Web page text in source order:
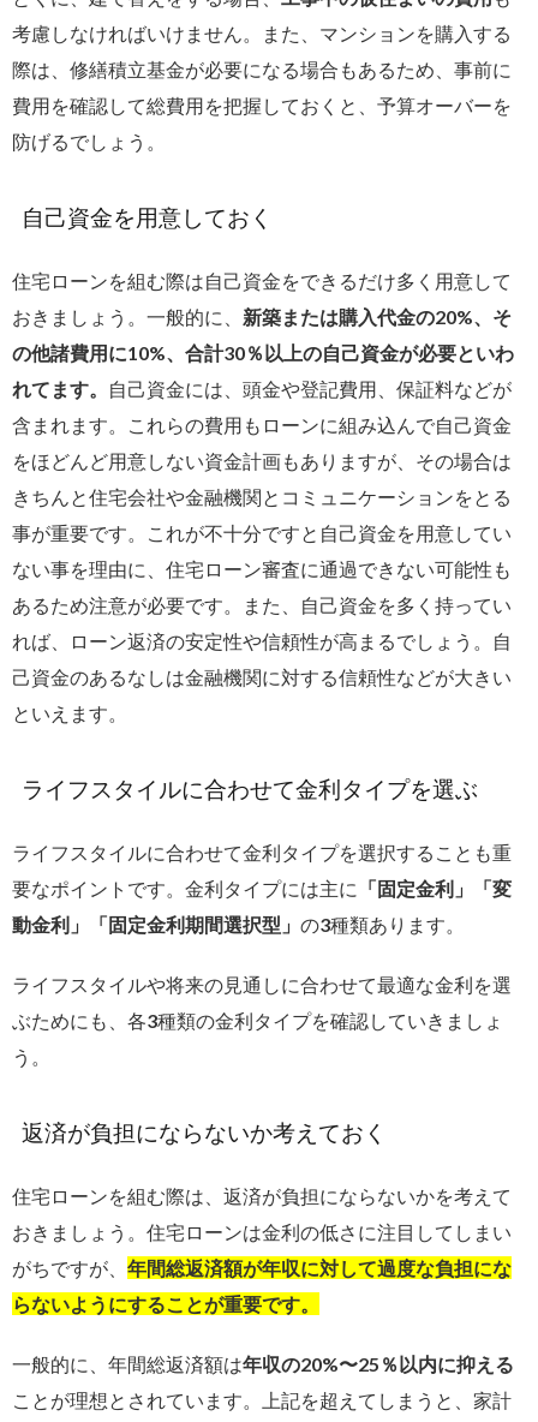
考慮しなければいけません。また、マンションを購入する
際は、修繕積立基金が必要になる場合もあるため、事前に
費用を確認して総費用を把握しておくと、予算オーバーを
防げるでしょう。
自己資金を用意しておく
住宅ローンを組む際は自己資金をできるだけ多く用意して
おきましょう。一般的に、 新築または購入代金の20%、そ
の他諸費用に10%、合計30％以上の自己資金が必要といわ
れてます。
自己資金には、 頭金や登記費用、保証料などが
含まれます。これらの費用もローンに組み込んで自己資金
をほどんど用意しない資金計画もありますが、その場合は
きちんと住宅会社や金融機関とコミュニケーションをとる
事が重要です。これが不十分ですと 自己資金を用意してい
ない事を理由に、住宅ローン審査に通過できない可能性も
あるため注意が必要です。また、自己資金を多く持ってい
れば、ローン返済の安定性や信頼性が高まるでしょう。自
己資金のあるなしは金融機関に対する信頼性などが大きい
といえます。
ライフスタイルに合わせて金利タイプを選ぶ
ライフスタイルに合わせて金利タイプを選択することも重
要なポイントです。金利タイプには主に 「固定金利」「変
動金利」「固定金利期間選択型」 の3種類あります。
ライフスタイルや将来の見通しに合わせて最適な金利を選
ぶためにも、各3種類の金利タイプを確認していきましょ
う。
返済が負担にならないか考えておく
住宅ローンを組む際は、返済が負担にならないかを考えて
おきましょう。住宅ローンは金利の低さに注目してしまい
がちですが、 年間総返済額が年収に対して過度な負担にな
らないようにすることが重要です。
一般的に、年間総返済額は年収の20%〜25％以内に抑える
ことが理想とされています。上記を超えてしまうと、家計